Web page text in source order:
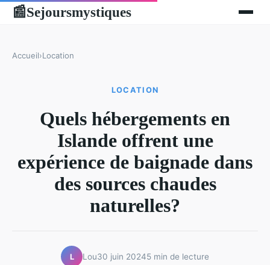
📰Sejoursmystiques
Accueil›Location
LOCATION
Quels hébergements en
Islande offrent une
expérience de baignade dans
des sources chaudes
naturelles?
L Lou30 juin 20245 min de lecture